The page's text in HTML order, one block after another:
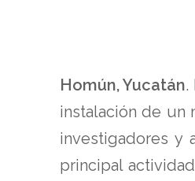
Homún, Yucatán.
instalación de un
investigadores y
principal